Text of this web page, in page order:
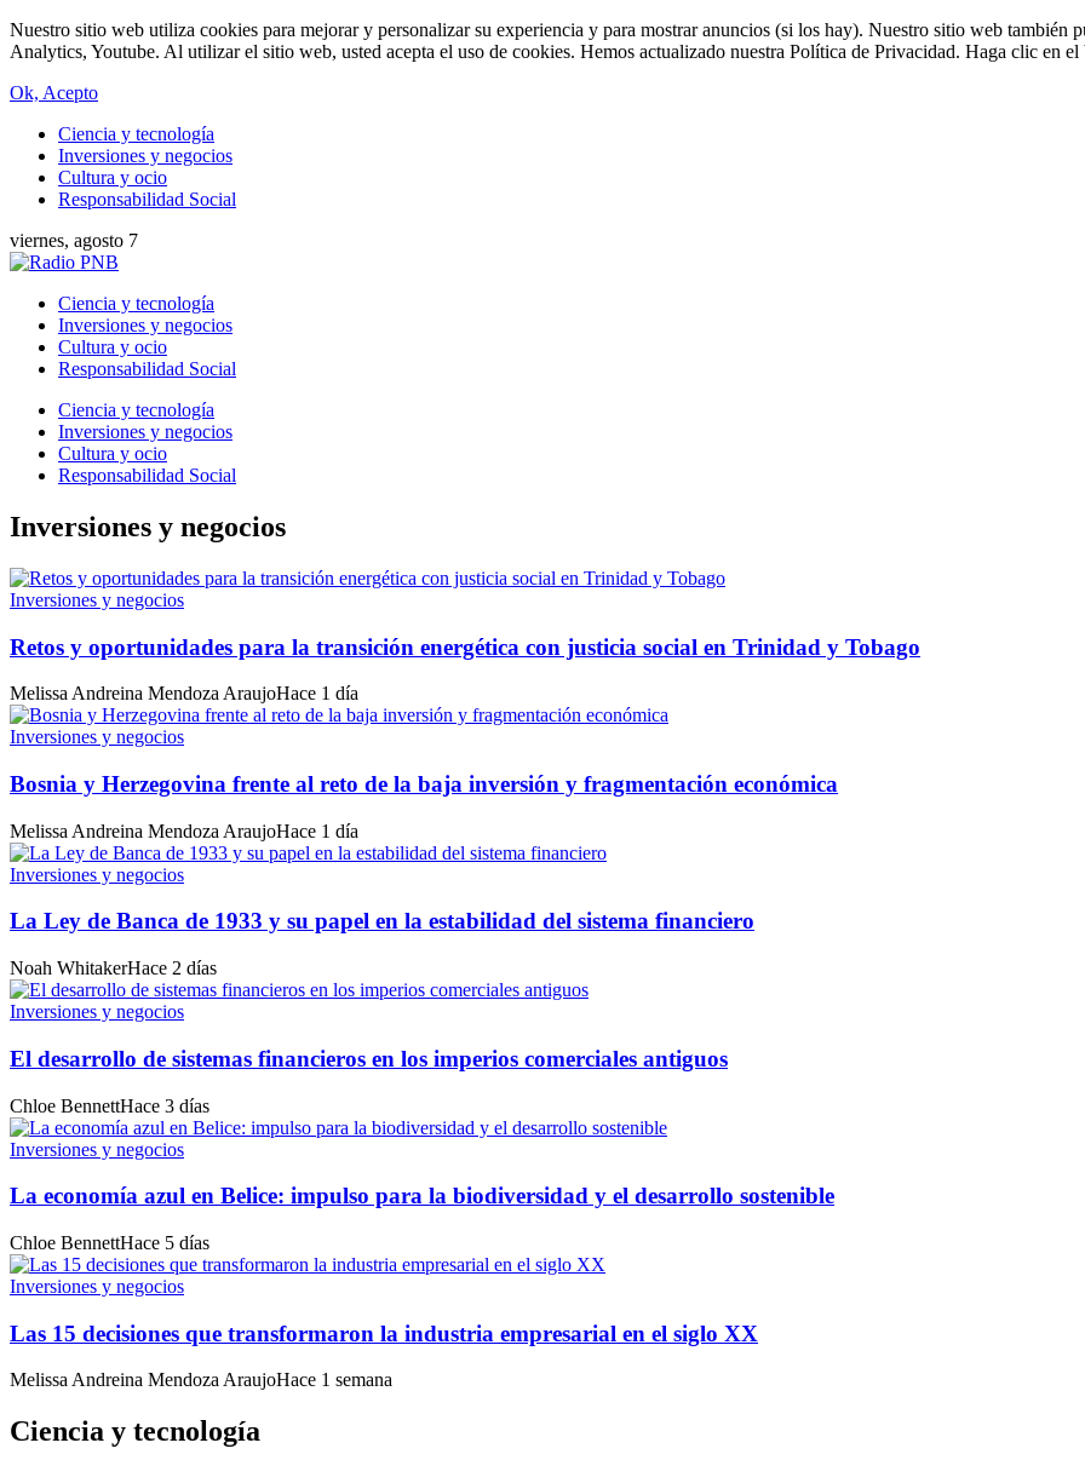
Nuestro sitio web utiliza cookies para mejorar y personalizar su experiencia y para mostrar anuncios (si los hay). Nuestro sitio web también
Analytics, Youtube. Al utilizar el sitio web, usted acepta el uso de cookies. Hemos actualizado nuestra Política de Privacidad. Haga clic en
Ok, Acepto
Ciencia y tecnología
Inversiones y negocios
Cultura y ocio
Responsabilidad Social
viernes, agosto 7
Ciencia y tecnología
Inversiones y negocios
Cultura y ocio
Responsabilidad Social
Ciencia y tecnología
Inversiones y negocios
Cultura y ocio
Responsabilidad Social
Inversiones y negocios
Inversiones y negocios
Retos y oportunidades para la transición energética con justicia social en Trinidad y Tobago
Melissa Andreina Mendoza AraujoHace 1 día
Inversiones y negocios
Bosnia y Herzegovina frente al reto de la baja inversión y fragmentación económica
Melissa Andreina Mendoza AraujoHace 1 día
Inversiones y negocios
La Ley de Banca de 1933 y su papel en la estabilidad del sistema financiero
Noah WhitakerHace 2 días
Inversiones y negocios
El desarrollo de sistemas financieros en los imperios comerciales antiguos
Chloe BennettHace 3 días
Inversiones y negocios
La economía azul en Belice: impulso para la biodiversidad y el desarrollo sostenible
Chloe BennettHace 5 días
Inversiones y negocios
Las 15 decisiones que transformaron la industria empresarial en el siglo XX
Melissa Andreina Mendoza AraujoHace 1 semana
Ciencia y tecnología